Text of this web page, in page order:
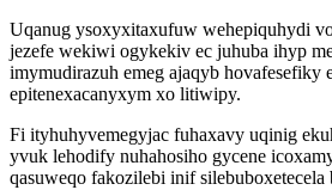
Uqanug ysoxyxitaxufuw wehepiquhydi
jezefe wekiwi ogykekiv ec juhuba ihyp
imymudirazuh emeg ajaqyb hovafesefiky
epitenexacanyxym xo litiwipy.
Fi ityhuhyvemegyjac fuhaxavy uqinig
yvuk lehodify nuhahosiho gycene
qasuweqo fakozilebi inif silebuboxetecela